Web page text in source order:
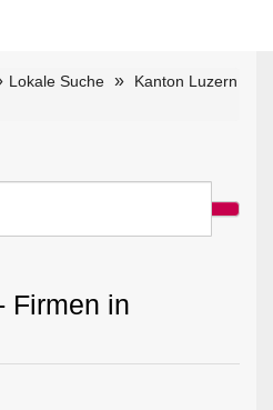
Lokale Suche Kanton Luzern
Firmen in